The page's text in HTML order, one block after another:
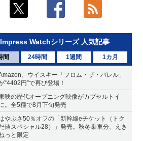
Impress Watchシリーズ 人気記事
間 24時間 1週間 1カ月
、ウイスキー「フロム・ザ・バレル」
“4402円”で再び登場！
映の歴代オープニング映像がカプセルトイ
。全5種で8月下旬発売
やぶさ50％オフの「新幹線eチケット（トク
値スペシャル28）」発売。秋冬乗車分、えき
っと限定